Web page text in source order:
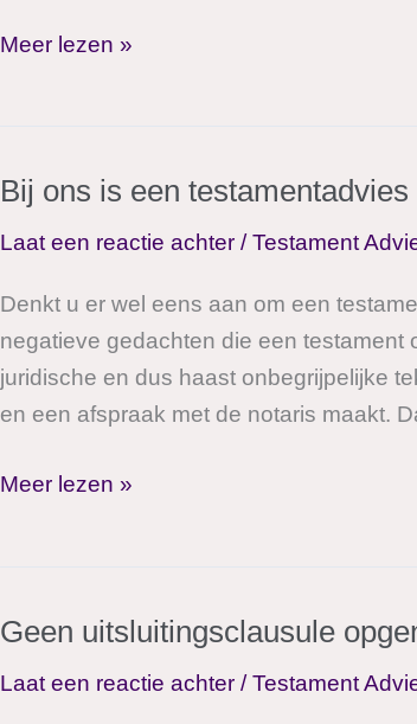
Het
is
geregeld,
of
toch
niet?
Meer lezen »
Bij ons is een
Laat een reactie achter /Testament
Denkt u er wel eens aan om een
negatieve gedachten die een testament
juridische en dus haast onbegrijpelijke
en een afspraak met de notaris maakt.
Bij
testamentadvies
Meer lezen »
Geen uitsluitingsclausule
Laat een reactie achter /Testament